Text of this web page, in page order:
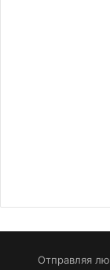
Отправляя